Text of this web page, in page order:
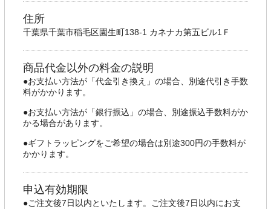
住所
千葉県千葉市稲毛区園生町138-1 カネナカ第五ビル1Ｆ
商品代金以外の料金の説明
●お支払い方法が「代金引き換え」の場合、別途代引き手数
料がかかります。
●お支払い方法が「銀行振込」の場合、別途振込手数料がか
かる場合があります。
●ギフトラッピングをご希望の場合は別途300円の手数料が
かかります。
申込有効期限
●ご注文後7日以内といたします。ご注文後7日以内にお支